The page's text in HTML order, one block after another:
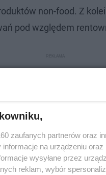
non-food. Z
pod względem
zaufanych partnerów oraz
informacje na urządzeniu
wysyłane przez
reklam, wybór